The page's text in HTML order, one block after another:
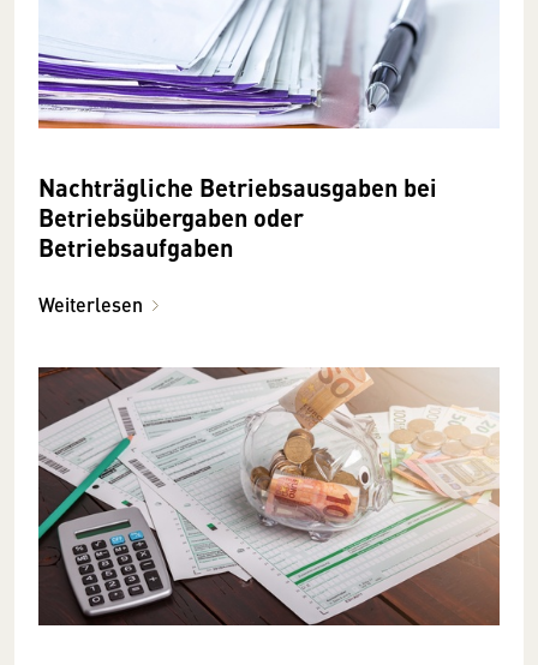
Nachträgliche Betriebsausgaben bei
Betriebsübergaben oder
Betriebsaufgaben
Weiterlesen